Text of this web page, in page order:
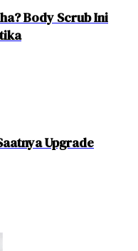
Body Scrub Ini
Upgrade